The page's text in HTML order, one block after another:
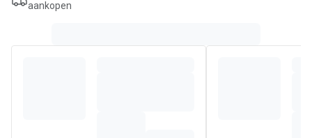
aankopen